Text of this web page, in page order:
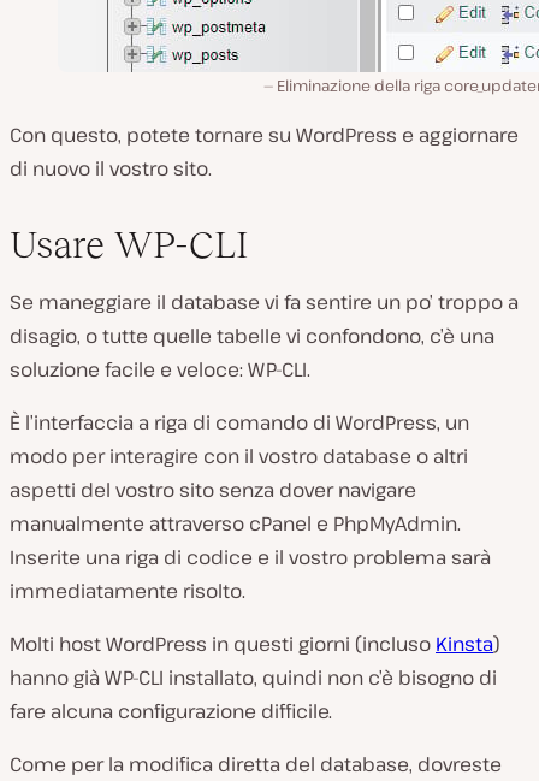
Eliminazione della riga
Con questo, potete tornare su WordPress e aggiornare
di nuovo il vostro sito.
Usare WP-CLI
Se maneggiare il database vi fa sentire un po’ troppo a
disagio, o tutte quelle tabelle vi confondono, c’è una
soluzione facile e veloce: WP-CLI.
È l’interfaccia a riga di comando di WordPress, un
modo per interagire con il vostro database o altri
aspetti del vostro sito senza dover navigare
manualmente attraverso cPanel e PhpMyAdmin.
Inserite una riga di codice e il vostro problema sarà
immediatamente risolto.
Molti host WordPress in questi giorni (incluso Kinsta)
hanno già WP-CLI installato, quindi non c’è bisogno di
fare alcuna configurazione difficile.
Come per la modifica diretta del database, dovreste